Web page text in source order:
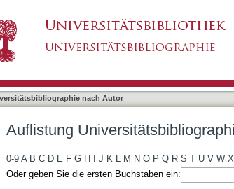
nach Autor
Auflistung
0-9 A B C D E F G H J K L M N O P Q R S T U V W X
Oder geben Sie die ersten Buchstaben ein: